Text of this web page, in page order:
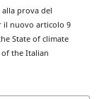
prova del
il nuovo articolo 9
State of climate
of the Italian